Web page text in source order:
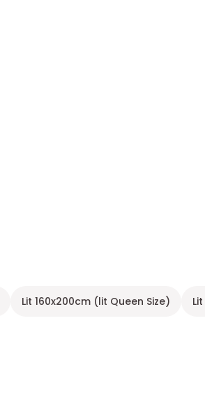
Lit 160x200cm (lit Queen Size)